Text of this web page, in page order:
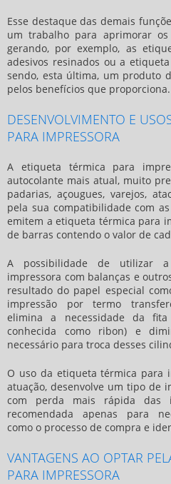
Esse destaque das demais
um trabalho para aprimorar os
gerando, por exemplo, as
adesivos resinados ou a
sendo, esta última, um produto
pelos benefícios que proporciona.
DESENVOLVIMENTO E
PARA IMPRESSORA
A etiqueta térmica para
autocolante mais atual, muito
padarias, açougues, varejos,
pela sua compatibilidade com
emitem aetiqueta térmica para
de barras contendo o valor de
A possibilidade de utilizar
impressora com balanças e
resultado do papel especial
impressão por termo
elimina a necessidade da
conhecida como ribon) e
necessário para troca desses
O uso da etiqueta térmica para
atuação, desenvolve um tipo de
com perda mais rápida das
recomendada apenas para
como o processo de compra e
VANTAGENS AO OPTAR
PARA IMPRESSORA